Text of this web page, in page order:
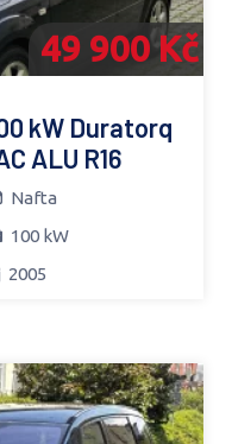
49 900 Kč
kW Duratorq
ALU R16
Nafta
100 kW
2005